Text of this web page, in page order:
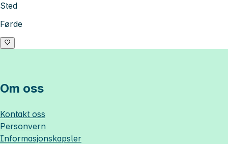
Sted
Førde
Om oss
Kontakt oss
Personvern
Informasjonskapsler